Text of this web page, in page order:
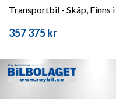
Transportbil - Skåp, Finns
357 375 kr